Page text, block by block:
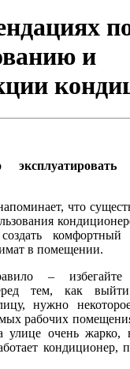
и
что
в помещении.
– избегайте
тем, как
нужно
рабочих
улице очень жарко,
кондиционер,